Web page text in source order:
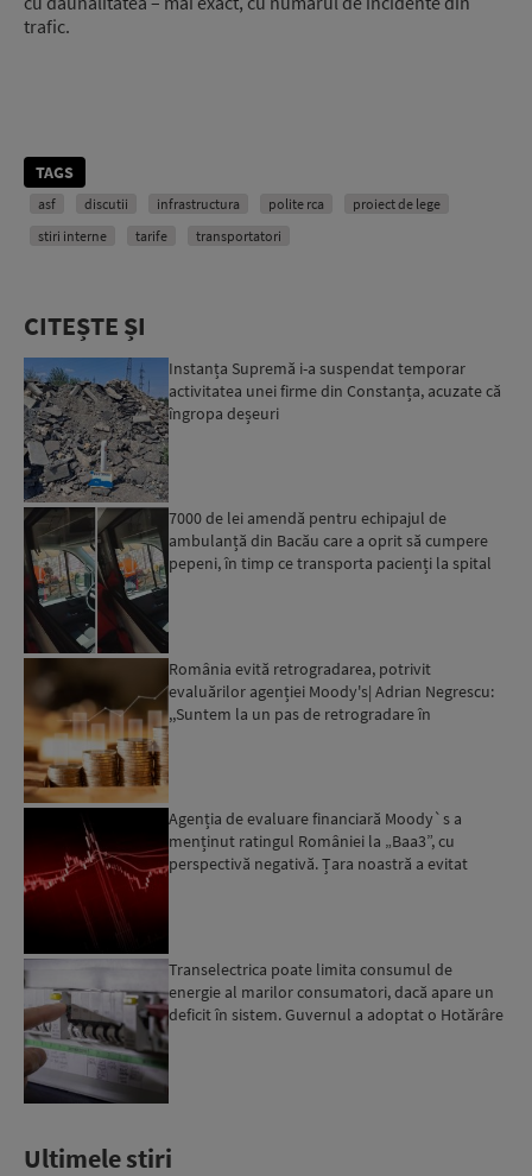
trafic.
TAGS
asf discutii infrastructura polite rca
proiect de lege
stiri interne
tarife transportatori
CITEȘTE ȘI
Instanța Supremă i-a suspendat temporar
activitatea unei firme din Constanța, acuzate că
îngropa deșeuri
7000 de lei amendă pentru echipajul de
ambulanță din Bacău care a oprit să cumpere
pepeni, în timp ce transporta pacienți la spital
România evită retrogradarea, potrivit
evaluărilor agenției Moody's| Adrian Negrescu:
,,Suntem la un pas de retrogradare în
Agenția de evaluare financiară Moody`s a
menținut ratingul României la „Baa3”, cu
perspectivă negativă. Țara noastră a evitat
Transelectrica poate limita consumul de
energie al marilor consumatori, dacă apare un
deficit în sistem. Guvernul a adoptat o Hotărâre
Ultimele stiri